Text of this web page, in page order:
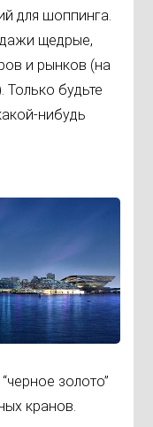
для шоппинга.
щедрые,
и рынков (на
будьте
нибудь
золото”
кранов.